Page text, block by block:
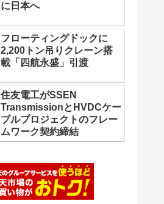
に日本へ
フローティングドックに
2,200トン吊りクレーン搭
載「四航永盛」引渡
住友電工がSSEN
TransmissionとHVDCケー
ブルプロジェクトのフレー
ムワーク契約締結